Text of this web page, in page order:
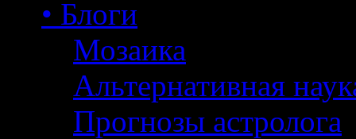
• Блоги
Мозаика
Альтернативная
Прогнозы астролога